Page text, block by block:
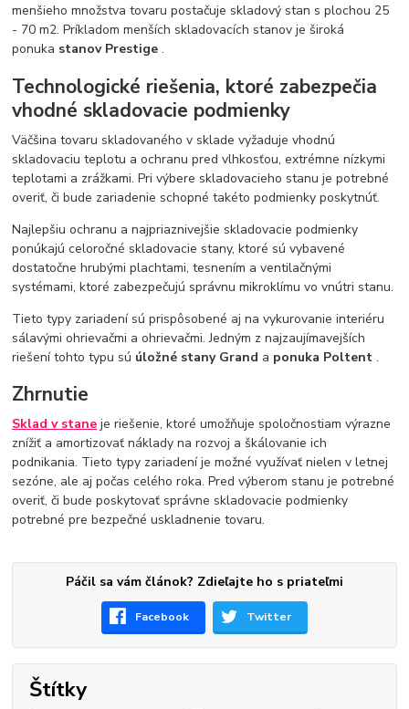
menšieho množstva tovaru postačuje skladový stan s plochou 25
- 70 m2. Príkladom menších skladovacích stanov je široká
ponuka stanov Prestige .
Technologické riešenia, ktoré zabezpečia
vhodné skladovacie podmienky
Väčšina tovaru skladovaného v sklade vyžaduje vhodnú
skladovaciu teplotu a ochranu pred vlhkosťou, extrémne nízkymi
teplotami a zrážkami. Pri výbere skladovacieho stanu je potrebné
overiť, či bude zariadenie schopné takéto podmienky poskytnúť.
Najlepšiu ochranu a najpriaznivejšie skladovacie podmienky
ponúkajú celoročné skladovacie stany, ktoré sú vybavené
dostatočne hrubými plachtami, tesnením a ventilačnými
systémami, ktoré zabezpečujú správnu mikroklímu vo vnútri stanu.
Tieto typy zariadení sú prispôsobené aj na vykurovanie interiéru
sálavými ohrievačmi a ohrievačmi. Jedným z najzaujímavejších
riešení tohto typu sú úložné stany Grand a ponuka Poltent .
Zhrnutie
Sklad v stane je riešenie, ktoré umožňuje spoločnostiam výrazne
znížiť a amortizovať náklady na rozvoj a škálovanie ich
podnikania. Tieto typy zariadení je možné využívať nielen v letnej
sezóne, ale aj počas celého roka. Pred výberom stanu je potrebné
overiť, či bude poskytovať správne skladovacie podmienky
potrebné pre bezpečné uskladnenie tovaru.
Páčil sa vám článok? Zdieľajte ho s priateľmi
Facebook Twitter
Štítky